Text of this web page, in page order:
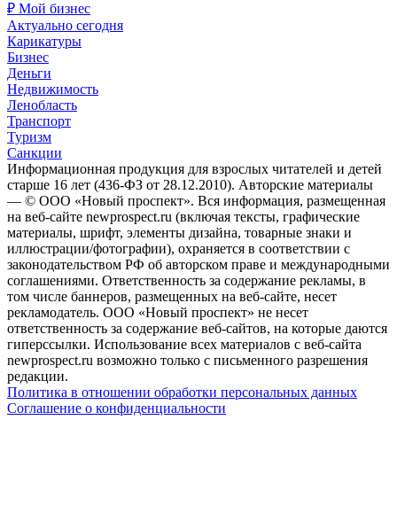
₽ Мой бизнес
Актуально сегодня
Карикатуры
Бизнес
Деньги
Недвижимость
Ленобласть
Транспорт
Туризм
Санкции
Информационная продукция для взрослых читателей и детей
старше 16 лет (436-ФЗ от 28.12.2010). Авторские материалы
— © ООО «Новый проспект». Вся информация, размещенная
на веб-сайте newprospect.ru (включая тексты, графические
материалы, шрифт, элементы дизайна, товарные знаки и
иллюстрации/фотографии), охраняется в соответствии с
законодательством РФ об авторском праве и международными
соглашениями. Ответственность за содержание рекламы, в
том числе баннеров, размещенных на веб-сайте, несет
рекламодатель. ООО «Новый проспект» не несет
ответственность за содержание веб-сайтов, на которые даются
гиперссылки. Использование всех материалов с веб-сайта
newprospect.ru возможно только с письменного разрешения
редакции.
Политика в отношении обработки персональных данных
Соглашение о конфиденциальности